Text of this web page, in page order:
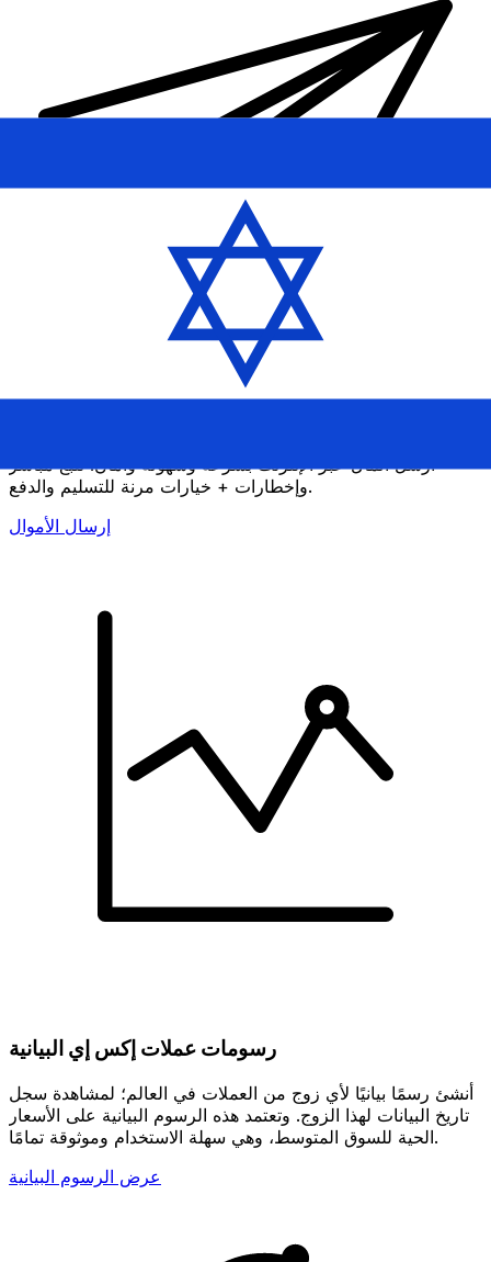
أرسل المال عبر الإنترنت بسرعة وسهولة وأمان. تتبع مباشر
وإخطارات + خيارات مرنة للتسليم والدفع.
إرسال الأموال
رسومات عملات إكس إي البيانية
أنشئ رسمًا بيانيًا لأي زوج من العملات في العالم؛ لمشاهدة سجل
تاريخ البيانات لهذا الزوج. وتعتمد هذه الرسوم البيانية على الأسعار
الحية للسوق المتوسط، وهي سهلة الاستخدام وموثوقة تمامًا.
عرض الرسوم البيانية